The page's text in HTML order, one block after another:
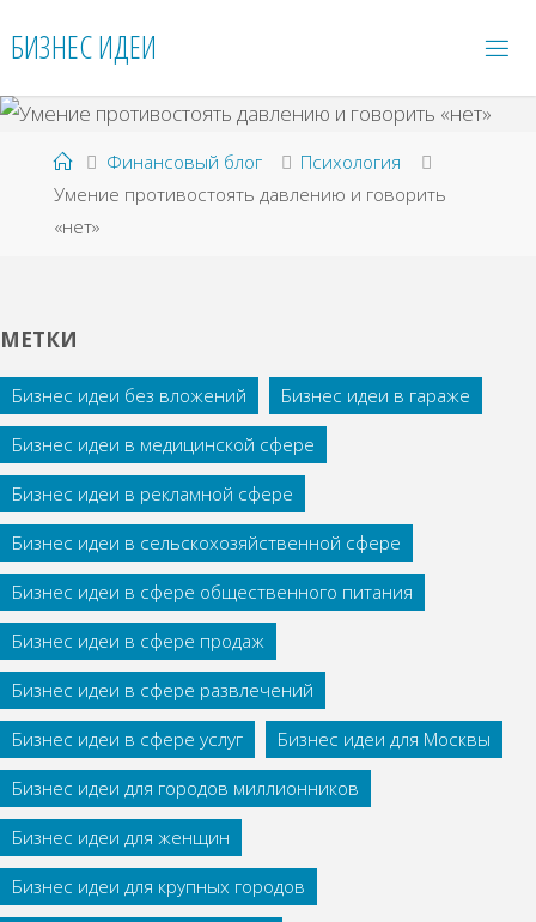
БИЗНЕС ИДЕИ
ГлавнаяФинансовый блог
Психология
Умение противостоять давлению и говорить
«нет»
МЕТКИ
Бизнес идеи без вложений
Бизнес идеи в гараже
Бизнес идеи в медицинской сфере
Бизнес идеи в рекламной сфере
Бизнес идеи в сельскохозяйственной сфере
Бизнес идеи в сфере общественного питания
Бизнес идеи в сфере продаж
Бизнес идеи в сфере развлечений
Бизнес идеи в сфере услуг
Бизнес идеи для Москвы
Бизнес идеи для городов миллионников
Бизнес идеи для женщин
Бизнес идеи для крупных городов